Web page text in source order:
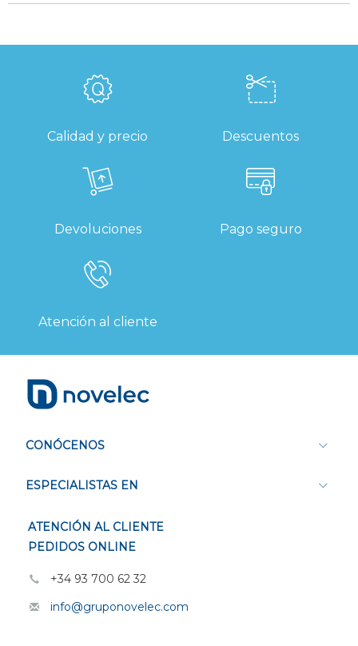
Calidad y precio Descuentos
Devoluciones Pago seguro
Atención al cliente
CONÓCENOS
ESPECIALISTAS EN
ATENCIÓN AL CLIENTE
PEDIDOS ONLINE
+34 93 700 62 32
info@gruponovelec.com